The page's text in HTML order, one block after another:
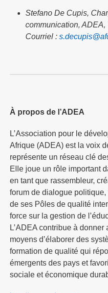
Stefano De Cupis,
communication, ADEA,
Courriel :
À propos de l’ADEA
L’Association pour le
Afrique (ADEA) est la voix
représente un réseau clé
Elle joue un rôle important
en tant que rassembleur,
forum de dialogue
de ses Pôles de qualité
force sur la gestion de
L’ADEA contribue à
moyens d’élaborer des
formation de qualité qui
émergents des pays et
sociale et économique